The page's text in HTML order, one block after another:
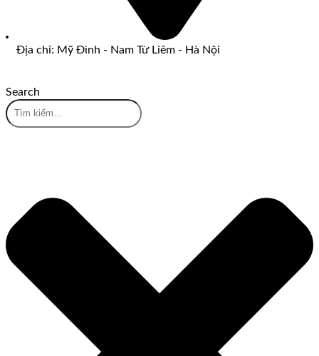
Địa chỉ: Mỹ Đình - Nam Từ Liêm - Hà Nội
Search